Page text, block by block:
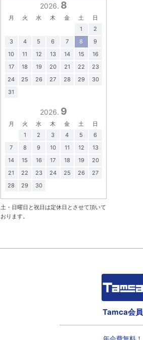
2026. 8
月 火 水 木 金 土
日
1
2
3
4 5 6 7 8
9
10
11 12 13 14 15
16
17
18 19 20 21 22
23
24
25 26 27 28 29
30
31
2026. 9
月 火 水 木 金 土
日
1
2 3 4 5
6
7
8 9 10 11 12
13
14
15 16 17 18 19
20
21
22 23 24 25 26
27
28
29 30
土・日曜日と祝日は定休日とさせて頂いて
おります。
Tamca会員
年会費無料！